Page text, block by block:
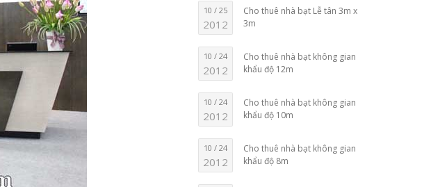
10 / 25
2012
Cho thuê nhà bạt Lễ tân 3m x
3m
10 / 24
2012
Cho thuê nhà bạt không gian
khẩu độ 12m
10 / 24
2012
Cho thuê nhà bạt không gian
khẩu độ 10m
10 / 24
2012
Cho thuê nhà bạt không gian
khẩu độ 8m